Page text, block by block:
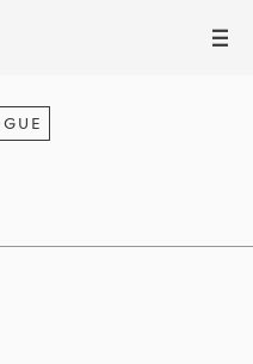
III